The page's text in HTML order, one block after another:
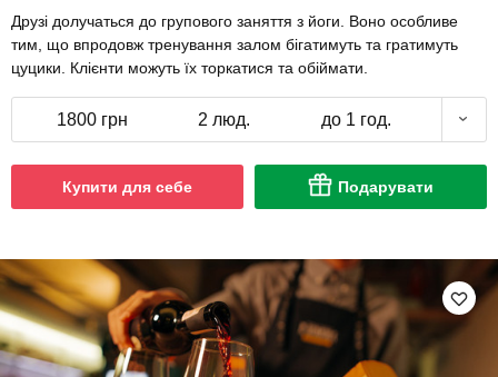
Друзі долучаться до групового заняття з йоги. Воно особливе
тим, що впродовж тренування залом бігатимуть та гратимуть
цуцики. Клієнти можуть їх торкатися та обіймати.
1800 грн 2 люд. до 1 год.
Купити для себе Подарувати